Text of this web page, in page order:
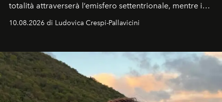
totalità attraverserà l’emisfero settentrionale, mentre in
Italia il fenomeno sarà parziale ma particolarmente
spettacolare al Nord. Orari, città favorite e regole per
10.08.2026 di Ludovica Crespi-Pallavicini